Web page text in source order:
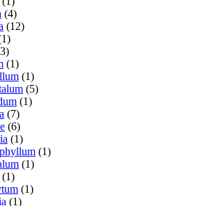
vare
44
varer
1212
11
vare
33
varer
11
vare
11
vare
55
11
77
varer
66
varer
11
vare 11
11
11
vare11
11